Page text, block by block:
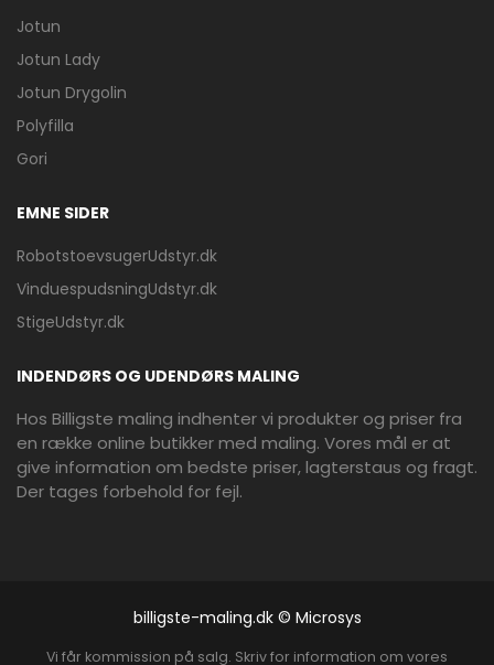
Jotun
Jotun Lady
Jotun Drygolin
Polyfilla
Gori
EMNE SIDER
RobotstoevsugerUdstyr.dk
VinduespudsningUdstyr.dk
StigeUdstyr.dk
INDENDØRS OG UDENDØRS MALING
Hos Billigste maling indhenter vi produkter og priser fra
en række online butikker med maling. Vores mål er at
give information om bedste priser, lagterstaus og fragt.
Der tages forbehold for fejl.
billigste-maling.dk © Microsys
Vi får kommission på salg. Skriv for information om vores